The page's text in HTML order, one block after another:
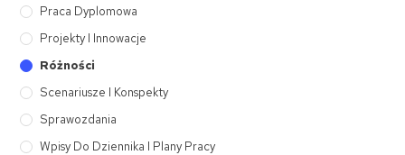
Praca Dyplomowa
Projekty I Innowacje
Różności
Scenariusze I Konspekty
Sprawozdania
Wpisy Do Dziennika I Plany Pracy